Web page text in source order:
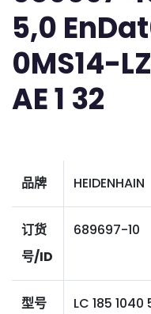
5,0
0MS14-
AE 1 32
品牌 HEIDENHAIN
订货
号/ID
689697-10
型号
LC 185